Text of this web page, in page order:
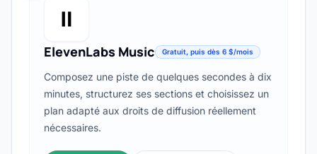
ElevenLabs Music Gratuit, puis dès 6 $/mois
Composez une piste de quelques secondes à dix
minutes, structurez ses sections et choisissez un
plan adapté aux droits de diffusion réellement
nécessaires.